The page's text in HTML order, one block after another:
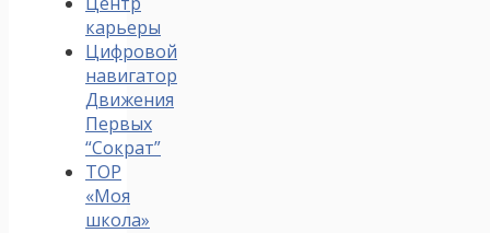
карьеры
Цифровой
навигатор
Движения
Первых
“Сократ”
ТОР
«Моя
школа»